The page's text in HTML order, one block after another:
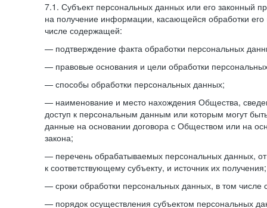
7.1. Субъект персональных данных или его законный
на получение информации, касающейся обработки
числе содержащей:
— подтверждение факта обработки персональных
— правовые основания и цели обработки
— способы обработки персональных данных;
— наименование и место нахождения Общества,
доступ к персональным данным или которым могут
данные на основании договора с Обществом или на
закона;
— перечень обрабатываемых персональных данных,
к соответствующему субъекту, и источник их получения;
— сроки обработки персональных данных, в том числе
— порядок осуществления субъектом персональных